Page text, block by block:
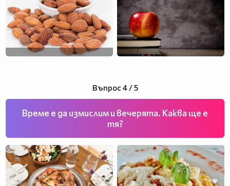
Въпрос 4 / 5
Време е да измислим и вечерята. Каква ще е
тя?